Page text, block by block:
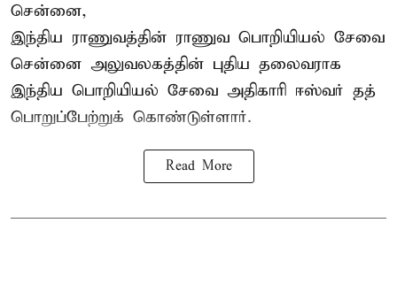
சென்னை,
இந்திய ராணுவத்தின் ராணுவ பொறியியல் சேவை
சென்னை அலுவலகத்தின் புதிய தலைவராக
இந்திய பொறியியல் சேவை அதிகாரி ஈஸ்வர் தத்
பொறுப்பேற்றுக் கொண்டுள்ளார்.
Read More